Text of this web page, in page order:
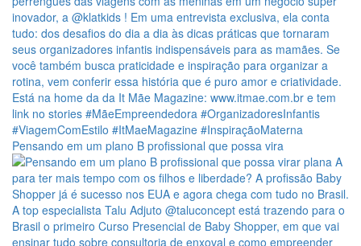
Pensando em um plano B profissional que possa vira